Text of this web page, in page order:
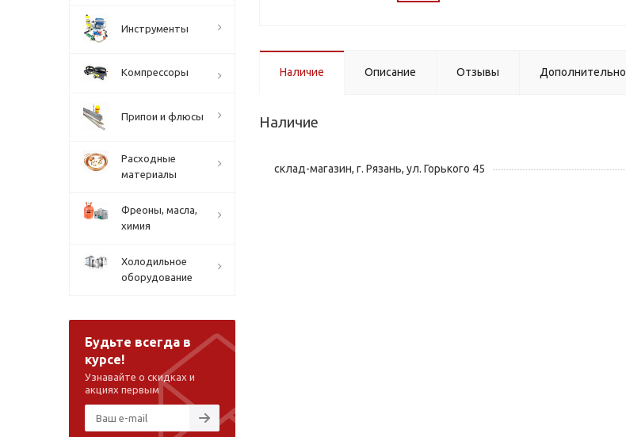
Наличие Описание Отзывы Дополнительно
Наличие
склад-магазин, г. Рязань, ул. Горького 45
Инструменты
Компрессоры
Припои и флюсы
Расходные
материалы
Фреоны, масла,
химия
Холодильное
оборудование
Будьте всегда в
курсе!
Узнавайте о скидках и
акциях первым